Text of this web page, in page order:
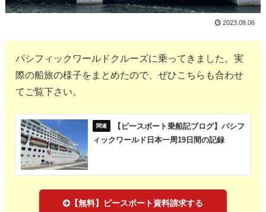
2023.08.06
パシフィックワールドクルーズに乗ってきました。実
際の船旅の様子をまとめたので、ぜひこちらも合わせ
てご覧下さい。
【ピースボート乗船記ブログ】パシフ
ィックワールド日本一周19日間の記録
【無料】ピースボート資料請求する